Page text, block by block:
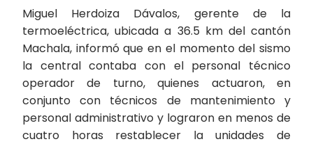
Miguel Herdoiza Dávalos, gerente de la
termoeléctrica, ubicada a 36.5 km del cantón
Machala, informó que en el momento del sismo
la central contaba con el personal técnico
operador de turno, quienes actuaron, en
conjunto con técnicos de mantenimiento y
personal administrativo y lograron en menos de
cuatro horas restablecer la unidades de